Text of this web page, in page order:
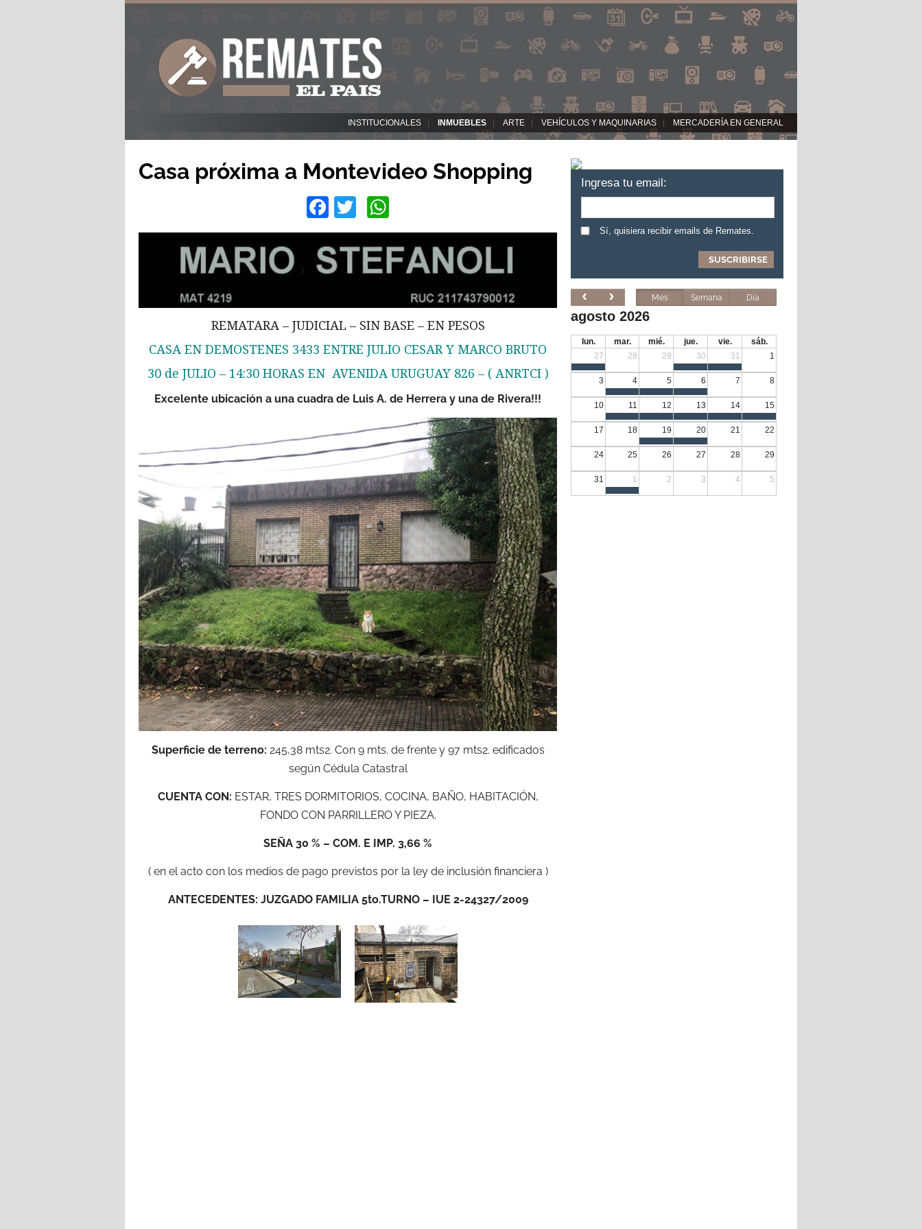
INSTITUCIONALES INMUEBLES ARTE VEHÍCULOS Y MAQUINARIAS MERCADERÍA EN GENERAL
Casa próxima a Montevideo Shopping
Facebook
Twitter
REMATARA – JUDICIAL – SIN BASE – EN PESOS
CASA EN DEMOSTENES 3433 ENTRE JULIO CESAR Y MARCO BRUTO
30 de JULIO – 14:30 HORAS EN AVENIDA URUGUAY 826 – ( ANRTCI )
Excelente ubicación a una cuadra de Luis A. de Herrera y una de Rivera!!!
Superficie de terreno: 245,38 mts2. Con 9 mts. de frente y 97 mts2. edificados
según Cédula Catastral
CUENTA CON: ESTAR, TRES DORMITORIOS, COCINA, BAÑO, HABITACIÓN,
FONDO CON PARRILLERO Y PIEZA.
SEÑA 30 % – COM. E IMP. 3,66 %
( en el acto con los medios de pago previstos por la ley de inclusión financiera )
ANTECEDENTES: JUZGADO FAMILIA 5to.TURNO – IUE 2-24327/2009
Ingresa tu email:
Sí, quisiera recibir emails de Remates.
Mes Semana Día
agosto 2026
lun. mar. mié. jue. vie.
sáb.
27
28 29 30 31 1
3 4 5 6 7 8
10 11 12 13 14 15
17 18 19 20 21 22
24 25 26 27 28 29
31 1 2 3 4 5